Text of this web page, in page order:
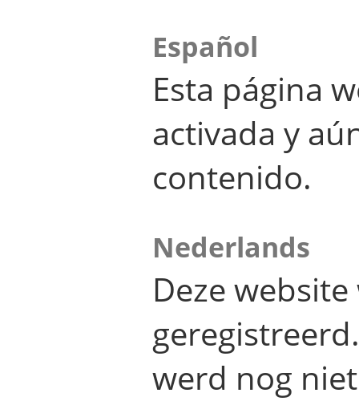
Español
Esta página
activada y
contenido.
Nederlands
Deze
werd nog